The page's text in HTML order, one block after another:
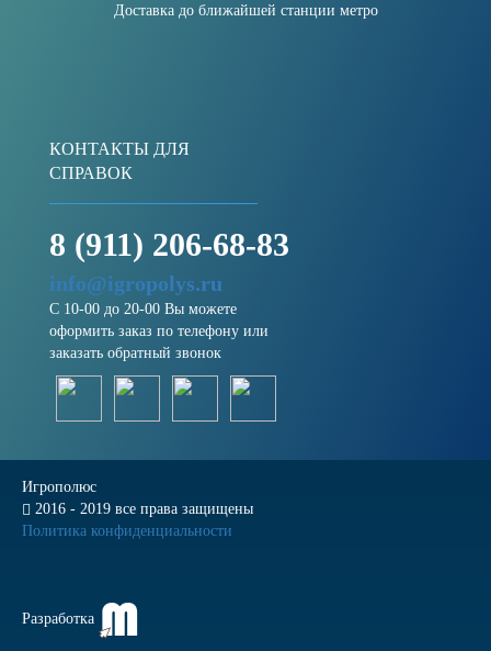
Доставка до ближайшей станции метро
КОНТАКТЫ ДЛЯ
СПРАВОК
8 (911) 206-68-83
info@igropolys.ru
С 10-00 до 20-00 Вы можете
оформить заказ по телефону или
заказать обратный звонок
Игрополюс
2016 - 2019 все права защищены
Политика конфиденциальности
Разработка